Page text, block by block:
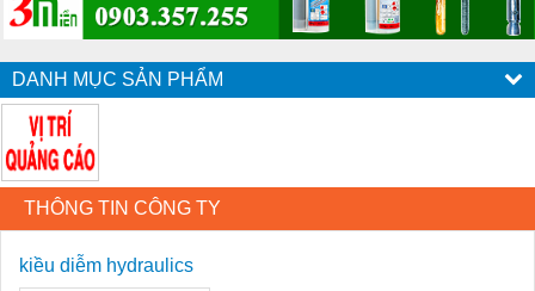
DANH MỤC SẢN PHẨM
THÔNG TIN CÔNG TY
kiều diễm hydraulics